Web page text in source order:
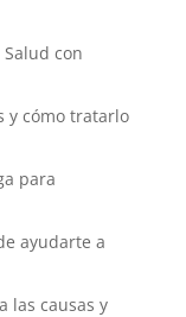
con
y cómo tratarlo
para
ayudarte a
las causas y